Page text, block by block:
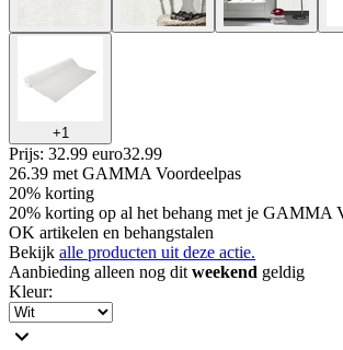
+1
Prijs: 32.99 euro32.99
26.39 met GAMMA Voordeelpas
20% korting
20% korting op al het behang met je GAMMA
OK artikelen en behangstalen
Bekijk alle producten uit deze actie.
Aanbieding alleen nog dit weekend geldig
Kleur: